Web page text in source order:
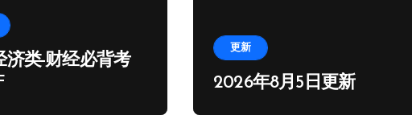
济类-财经必背考
更新
2026年8月5日更新